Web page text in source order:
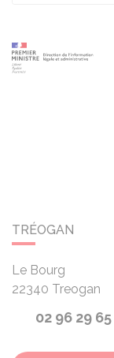
TRÉOGAN
Le Bourg
22340 Treogan
02 96 29 65